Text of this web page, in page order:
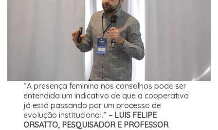
“A presença feminina nos conselhos pode ser
entendida um indicativo de que a cooperativa
já está passando por um processo de
evolução institucional.” – LUIS FELIPE
ORSATTO, PESQUISADOR E PROFESSOR